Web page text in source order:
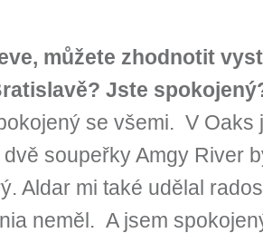
můžete zhodnotit
Jste
se všemi. V Oaks
soupeřky Amgy River
Aldar mi také udělal
neměl. A jsem